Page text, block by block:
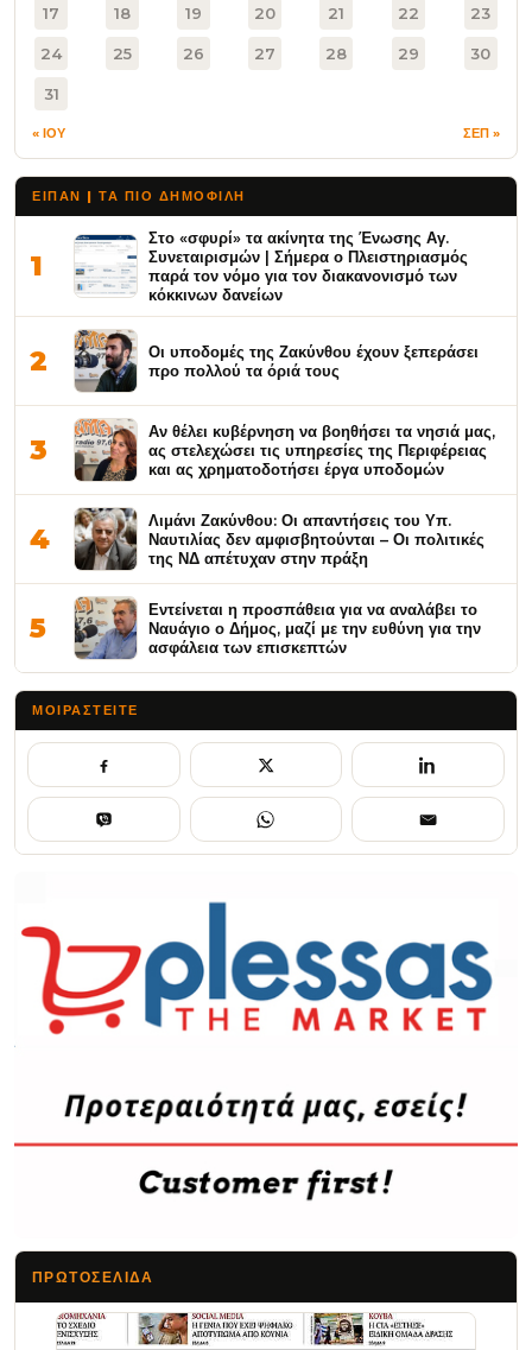
17 18 19 20 21 22 23
24 25 26 27 28 29 30
31
« ΙΟΥ ΣΕΠ »
ΕΙΠΑΝ | ΤΑ ΠΙΟ ΔΗΜΟΦΙΛΉ
1
Στο «σφυρί» τα ακίνητα της Ένωσης Αγ.
Συνεταιρισμών | Σήμερα ο Πλειστηριασμός
παρά τον νόμο για τον διακανονισμό των
κόκκινων δανείων
2
Οι υποδομές της Ζακύνθου έχουν ξεπεράσει
προ πολλού τα όριά τους
3
Αν θέλει κυβέρνηση να βοηθήσει τα νησιά μας,
ας στελεχώσει τις υπηρεσίες της Περιφέρειας
και ας χρηματοδοτήσει έργα υποδομών
4
Λιμάνι Ζακύνθου: Οι απαντήσεις του Υπ.
Ναυτιλίας δεν αμφισβητούνται – Οι πολιτικές
της ΝΔ απέτυχαν στην πράξη
5
Εντείνεται η προσπάθεια για να αναλάβει το
Ναυάγιο ο Δήμος, μαζί με την ευθύνη για την
ασφάλεια των επισκεπτών
ΜΟΙΡΑΣΤΕΊΤΕ
ΠΡΩΤΟΣΈΛΙΔΑ